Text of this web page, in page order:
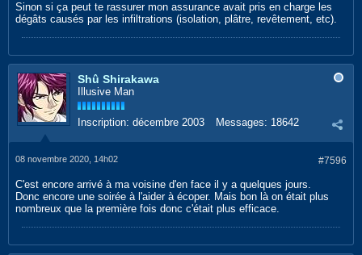
Sinon si ça peut te rassurer mon assurance avait pris en charge les
dégâts causés par les infiltrations (isolation, plâtre, revêtement, etc).
Shû Shirakawa
Illusive Man
Inscription: décembre 2003 Messages: 18642
#7596
08 novembre 2020, 14h02
C'est encore arrivé à ma voisine d'en face il y a quelques jours.
Donc encore une soirée à l'aider à écoper. Mais bon là on était plus
nombreux que la première fois donc c'était plus efficace.